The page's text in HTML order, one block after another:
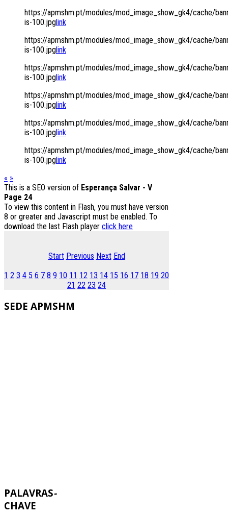
https://apmshm.pt/modules/mod_image_show_gk4/cache/
is-100.jpglink
https://apmshm.pt/modules/mod_image_show_gk4/cache/
is-100.jpglink
https://apmshm.pt/modules/mod_image_show_gk4/cache/
is-100.jpglink
https://apmshm.pt/modules/mod_image_show_gk4/cache/
is-100.jpglink
https://apmshm.pt/modules/mod_image_show_gk4/cache/
is-100.jpglink
https://apmshm.pt/modules/mod_image_show_gk4/cache/
is-100.jpglink
« »
This is a SEO version of Esperança Salvar - V
Page 24
To view this content in Flash, you must have version
8 or greater and Javascript must be enabled. To
download the last Flash player click here
Start Previous Next End
1 2 3 4 5 6 7 8 9 10 11 12 13 14 15 16 17 18 19 20
21 22 23 24
SEDE APMSHM
PALAVRAS-
CHAVE